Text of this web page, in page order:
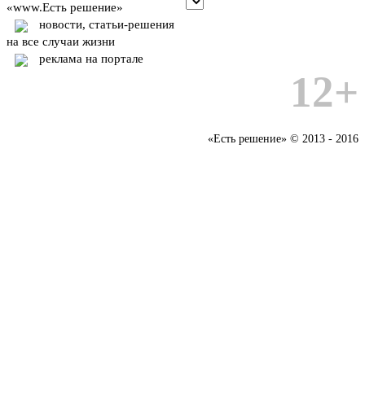
«www.Есть решение»
новости, статьи-решения
на все случаи жизни
реклама на портале
12+
«Есть решение» © 2013 - 2016